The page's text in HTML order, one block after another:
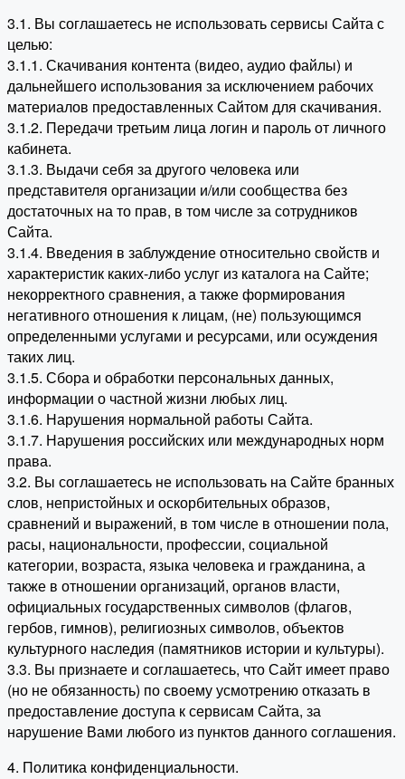
3.1. Вы соглашаетесь не использовать сервисы Сайта с
целью:
3.1.1. Скачивания контента (видео, аудио файлы) и
дальнейшего использования за исключением рабочих
материалов предоставленных Сайтом для скачивания.
3.1.2. Передачи третьим лица логин и пароль от личного
кабинета.
3.1.3. Выдачи себя за другого человека или
представителя организации и/или сообщества без
достаточных на то прав, в том числе за сотрудников
Сайта.
3.1.4. Введения в заблуждение относительно свойств и
характеристик каких-либо услуг из каталога на Сайте;
некорректного сравнения, а также формирования
негативного отношения к лицам, (не) пользующимся
определенными услугами и ресурсами, или осуждения
таких лиц.
3.1.5. Сбора и обработки персональных данных,
информации о частной жизни любых лиц.
3.1.6. Нарушения нормальной работы Сайта.
3.1.7. Нарушения российских или международных норм
права.
3.2. Вы соглашаетесь не использовать на Сайте бранных
слов, непристойных и оскорбительных образов,
сравнений и выражений, в том числе в отношении пола,
расы, национальности, профессии, социальной
категории, возраста, языка человека и гражданина, а
также в отношении организаций, органов власти,
официальных государственных символов (флагов,
гербов, гимнов), религиозных символов, объектов
культурного наследия (памятников истории и культуры).
3.3. Вы признаете и соглашаетесь, что Сайт имеет право
(но не обязанность) по своему усмотрению отказать в
предоставление доступа к сервисам Сайта, за
нарушение Вами любого из пунктов данного соглашения.
4. Политика конфиденциальности.